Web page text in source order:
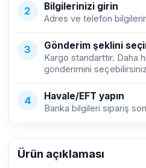
2 Bilgilerinizi girin
Adres ve telefon
3 Gönderim şeklini
Kargo standarttır. Daha
gönderimini
4 Havale/EFT yapın
Banka bilgileri sipariş
Ürün açıklaması